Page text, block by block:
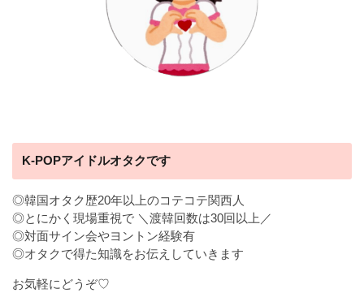
K-POPアイドルオタクです
◎韓国オタク歴20年以上のコテコテ関西人
◎とにかく現場重視で ＼渡韓回数は30回以上／
◎対面サイン会やヨントン経験有
◎オタクで得た知識をお伝えしていきます
お気軽にどうぞ♡